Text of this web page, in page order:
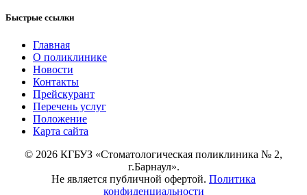
Быстрые ссылки
Главная
О поликлинике
Новости
Контакты
Прейскурант
Перечень услуг
Положение
Карта сайта
© 2026 КГБУЗ «Стоматологическая поликлиника № 2,
г.Барнаул».
Не является публичной офертой. Политика
конфиденциальности